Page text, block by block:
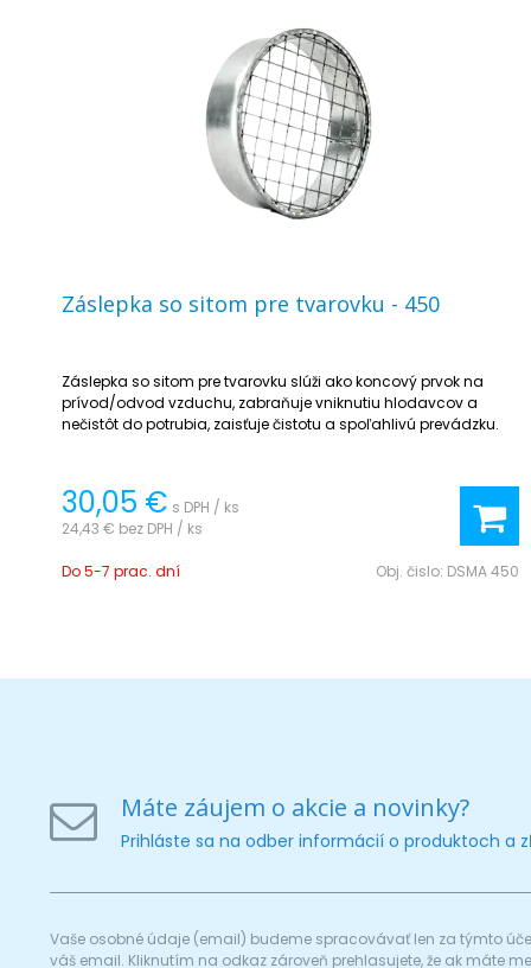
Záslepka so sitom pre tvarovku - 450
Záslepka so sitom pre tvarovku slúži ako koncový prvok na
prívod/odvod vzduchu, zabraňuje vniknutiu hlodavcov a
nečistôt do potrubia, zaisťuje čistotu a spoľahlivú prevádzku.
30,05 € s DPH / ks
24,43 € bez DPH / ks
Do 5-7 prac. dní Obj. čislo: DSMA 450
Máte záujem o akcie a novinky?
Prihláste sa na odber informácií o produktoch a
Vaše osobné údaje (email) budeme spracovávať len za týmto
váš email. Kliknutím na odkaz zároveň prehlasujete, že ak máte